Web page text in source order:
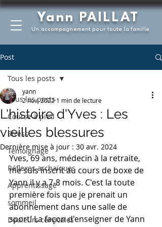
Yann PAILLAT
Un accompagnement pour toute la famille
Post
Tous les posts
Course à pied
Stress
Témoignage
Réflexes archaïques
Apprentissage
sommeil
Douleurs cervicales
Tous les posts
L'histoire d'Yves : Les
vieilles blessures
yann
2 nov. 2022 1 min de lecture
Dernière mise à jour : 30 avr. 2024
Yves, 69 ans, médecin à la retraite,
me suis inscrit au cours de boxe de
Yann il y a 7-8 mois. C'est la toute
première fois que je prenait un
abonnement dans une salle de
sport! La façon d'enseigner de Yann